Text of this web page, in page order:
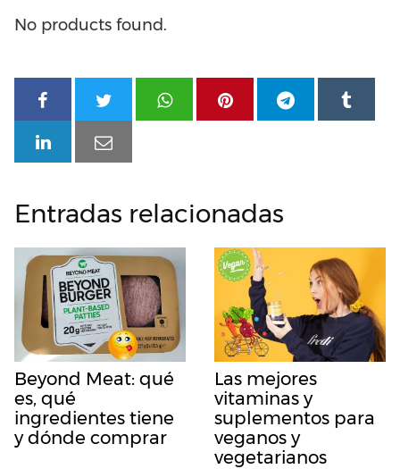
No products found.
Entradas relacionadas
Beyond Meat: qué
es, qué
ingredientes tiene
y dónde comprar
Las mejores
vitaminas y
suplementos para
veganos y
vegetarianos